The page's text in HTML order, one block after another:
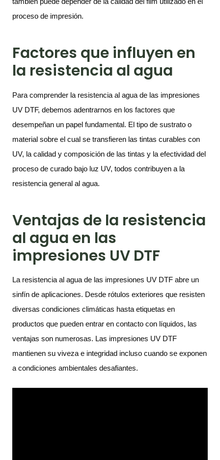
proceso de impresión.
Factores que influyen en
la resistencia al agua
Para comprender la resistencia al agua de las impresiones
UV DTF, debemos adentrarnos en los factores que
desempeñan un papel fundamental. El tipo de sustrato o
material sobre el cual se transfieren las tintas curables con
UV, la calidad y composición de las tintas y la efectividad del
proceso de curado bajo luz UV, todos contribuyen a la
resistencia general al agua.
Ventajas de la resistencia
al agua en las
impresiones UV DTF
La resistencia al agua de las impresiones UV DTF abre un
sinfín de aplicaciones. Desde rótulos exteriores que resisten
diversas condiciones climáticas hasta etiquetas en
productos que pueden entrar en contacto con líquidos, las
ventajas son numerosas. Las impresiones UV DTF
mantienen su viveza e integridad incluso cuando se exponen
a condiciones ambientales desafiantes.